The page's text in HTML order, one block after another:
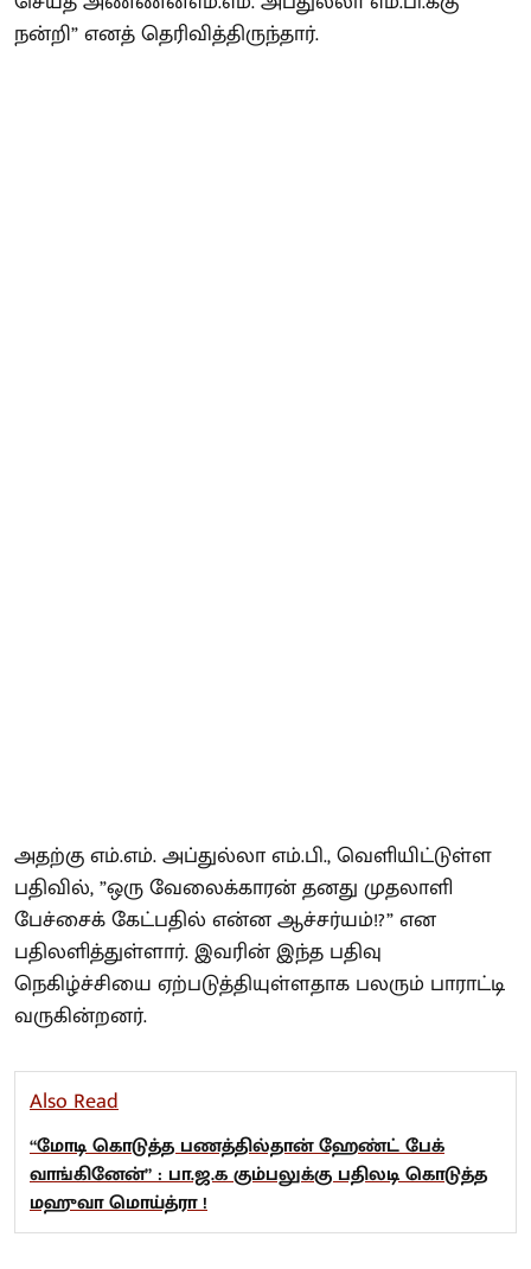
நன்றி” எனத் தெரிவித்திருந்தார்.
அதற்கு எம்.எம். அப்துல்லா எம்.பி., வெளியிட்டுள்ள
பதிவில், ”ஒரு வேலைக்காரன் தனது முதலாளி
பேச்சைக் கேட்பதில் என்ன ஆச்சர்யம்!?” என
பதிலளித்துள்ளார். இவரின் இந்த பதிவு
நெகிழ்ச்சியை ஏற்படுத்தியுள்ளதாக பலரும் பாராட்டி
வருகின்றனர்.
Also Read
“மோடி கொடுத்த பணத்தில்தான் ஹேண்ட் பேக்
வாங்கினேன்” : பா.ஜ.க கும்பலுக்கு பதிலடி கொடுத்த
மஹுவா மொய்த்ரா !